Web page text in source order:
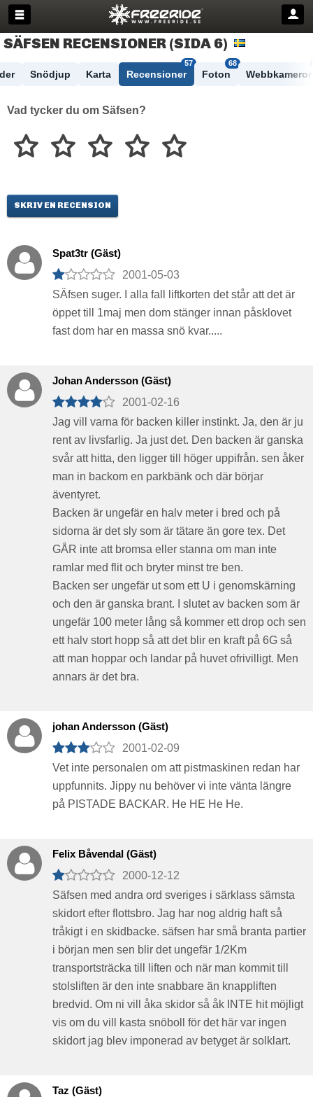
SÄFSEN RECENSIONER (SIDA 6)
Snödjup Karta Recensioner
57
Foton
68
Webbkameror
Vad tycker du om Säfsen?
SKRIV EN RECENSION
Spat3tr (Gäst)
2001-05-03
SÄfsen suger. I alla fall liftkorten det står att det är
öppet till 1maj men dom stänger innan påsklovet
fast dom har en massa snö kvar.....
Johan Andersson (Gäst)
2001-02-16
Jag vill varna för backen killer instinkt. Ja, den är ju
rent av livsfarlig. Ja just det. Den backen är ganska
svår att hitta, den ligger till höger uppifrån. sen åker
man in backom en parkbänk och där börjar
äventyret.
Backen är ungefär en halv meter i bred och på
sidorna är det sly som är tätare än gore tex. Det
GÅR inte att bromsa eller stanna om man inte
ramlar med flit och bryter minst tre ben.
Backen ser ungefär ut som ett U i genomskärning
och den är ganska brant. I slutet av backen som är
ungefär 100 meter lång så kommer ett drop och sen
ett halv stort hopp så att det blir en kraft på 6G så
att man hoppar och landar på huvet ofrivilligt. Men
annars är det bra.
johan Andersson (Gäst)
2001-02-09
Vet inte personalen om att pistmaskinen redan har
uppfunnits. Jippy nu behöver vi inte vänta längre
på PISTADE BACKAR. He HE He He.
Felix Båvendal (Gäst)
2000-12-12
Säfsen med andra ord sveriges i särklass sämsta
skidort efter flottsbro. Jag har nog aldrig haft så
tråkigt i en skidbacke. säfsen har små branta partier
i början men sen blir det ungefär 1/2Km
transportsträcka till liften och när man kommit till
stolsliften är den inte snabbare än knappliften
bredvid. Om ni vill åka skidor så åk INTE hit möjligt
vis om du vill kasta snöboll för det här var ingen
skidort jag blev imponerad av betyget är solklart.
Taz (Gäst)